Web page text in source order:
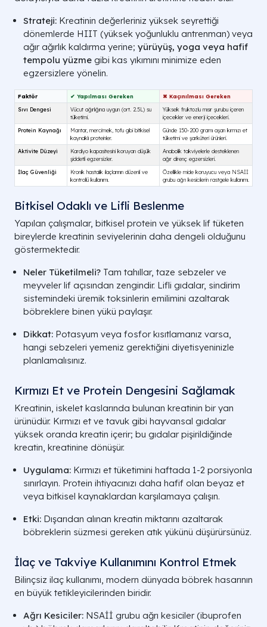
Ağır Egzersiz Fizyolojik
kreatin
durum
Kreatin Takviyesi Dış Kaynaklı
Sporcu
"yalancı
sonra
Diyabet & Tansiyon
Patolojik
İlaç
Böbrek
Strateji: Kreatinin değerleriniz yüksek seyrettiği
dönemlerde HIIT (yüksek yoğunluklu antrenman) veya
ağır ağırlık kaldırma yerine; yürüyüş, yoga veya hafif
tempolu yüzme gibi kas yıkımını minimize eden
egzersizlere yönelin.
Bitkisel Odaklı ve Lifli Beslenme
Yapılan çalışmalar, bitkisel protein ve yüksek lif tüketen
bireylerde kreatinin seviyelerinin daha dengeli olduğunu
göstermektedir.
Neler Tüketilmeli? Tam tahıllar, taze sebzeler ve
meyveler lif açısından zengindir. Lifli gıdalar, sindirim
sistemindeki üremik toksinlerin emilimini azaltarak
böbreklere binen yükü paylaşır.
Dikkat: Potasyum veya fosfor kısıtlamanız varsa,
hangi sebzeleri yemeniz gerektiğini diyetisyeninizle
planlamalısınız.
Kırmızı Et ve Protein Dengesini Sağlamak
Kreatinin, iskelet kaslarında bulunan kreatinin bir yan
ürünüdür. Kırmızı et ve tavuk gibi hayvansal gıdalar
yüksek oranda kreatin içerir; bu gıdalar pişirildiğinde
kreatin, kreatinine dönüşür.
Uygulama: Kırmızı et tüketimini haftada 1-2 porsiyonla
sınırlayın. Protein ihtiyacınızı daha hafif olan beyaz et
veya bitkisel kaynaklardan karşılamaya çalışın.
Etki: Dışarıdan alınan kreatin miktarını azaltarak
böbreklerin süzmesi gereken atık yükünü düşürürsünüz.
İlaç ve Takviye Kullanımını Kontrol Etmek
Bilinçsiz ilaç kullanımı, modern dünyada böbrek hasarının
en büyük tetikleyicilerinden biridir.
Ağrı Kesiciler: NSAİİ grubu ağrı kesiciler (ibuprofen